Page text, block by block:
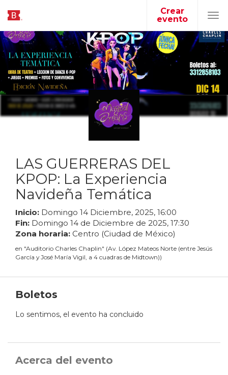
Crear
evento
LAS GUERRERAS DEL
KPOP: La Experiencia
Navideña Temática
Inicio: Domingo 14 Diciembre, 2025, 16:00
Fin: Domingo 14 de Diciembre de 2025, 17:30
Zona horaria: Centro (Ciudad de México)
en "Auditorio Charles Chaplin" (Av. López Mateos Norte (entre Jesús
García y José María Vigil, a 4 cuadras de Midtown))
Boletos
Lo sentimos, el evento ha concluido
Acerca del evento